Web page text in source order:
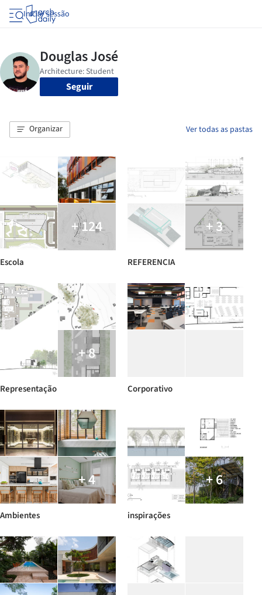
Iniciar sessão
Seguir
Organizar Ver todas as pastas
+ 124
Escola
+ 3
REFERENCIA
+ 8
Representação Corporativo
+ 4
Ambientes
+ 6
inspirações